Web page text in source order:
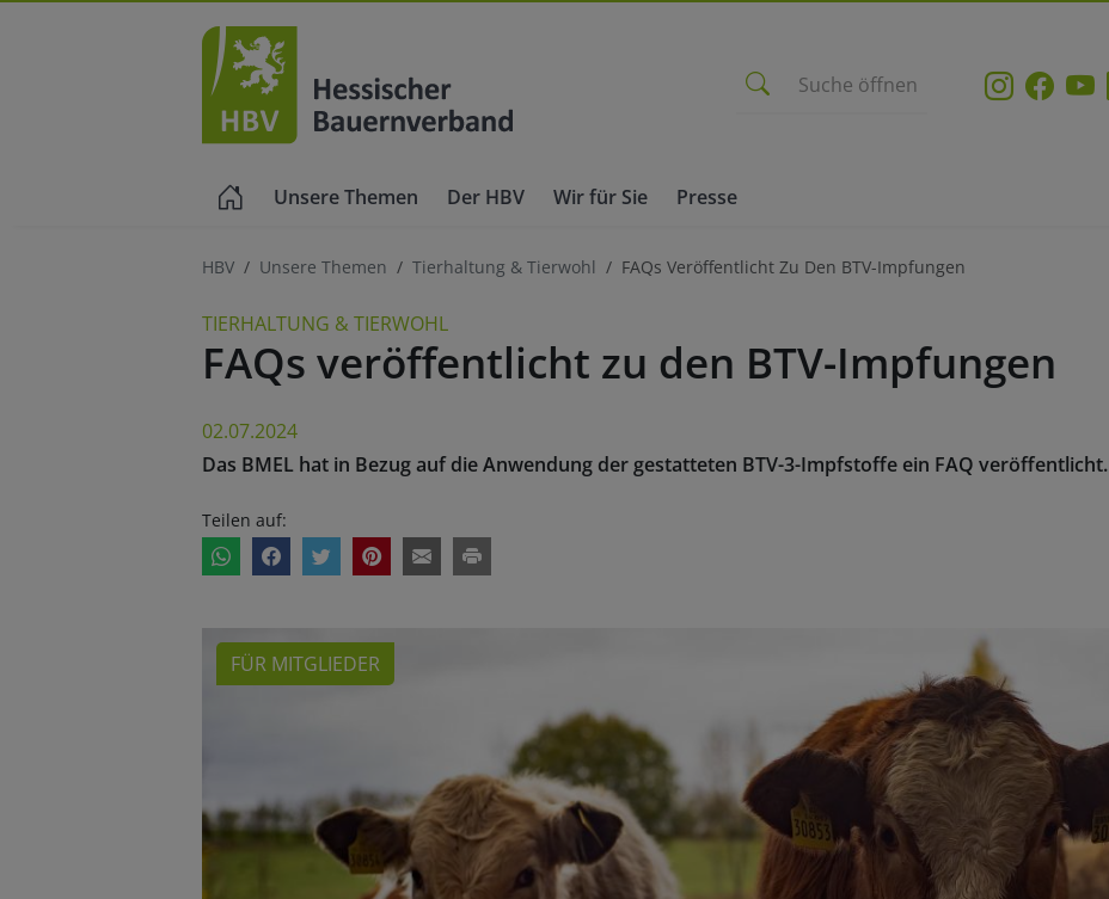
Suche öffnen
Unsere Themen Der HBV Wir für Sie Presse
HBV Unsere Themen Tierhaltung & Tierwohl FAQs Veröffentlicht Zu Den BTV-Impfungen
TIERHALTUNG & TIERWOHL
FAQs veröffentlicht zu den BTV-Impfungen
02.07.2024
Das BMEL hat in Bezug auf die Anwendung der gestatteten BTV-3-Impfstoffe ein FAQ veröffentlicht.
Teilen auf:
FÜR MITGLIEDER